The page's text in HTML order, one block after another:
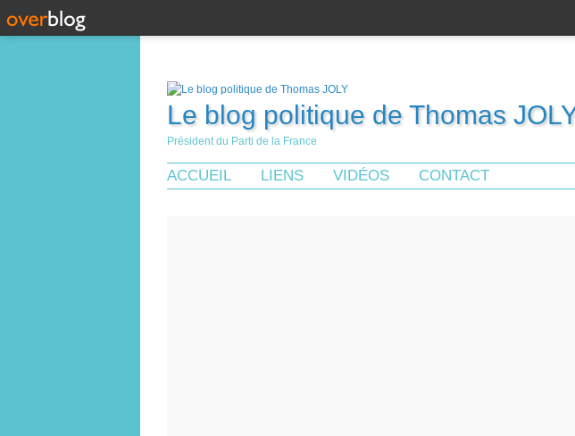
Le blog politique de Thomas
Président du Parti de la France
ACCUEIL LIENS VIDÉOS CONTACT